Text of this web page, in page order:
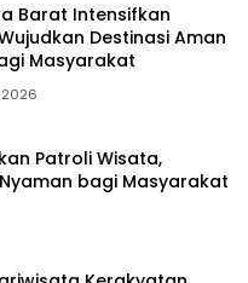
Barat Intensifkan
Destinasi Aman
Masyarakat
Patroli Wisata,
bagi Masyarakat